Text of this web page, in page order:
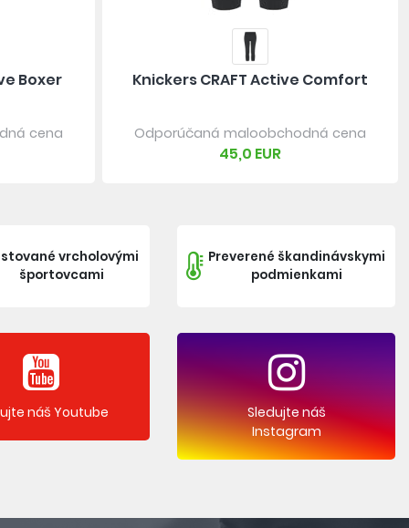
Boxer
cena
Knickers CRAFT Active Comfort
Odporúčaná maloobchodná cena
45,0 EUR
vrcholovými
športovcami
Preverené škandinávskymi
podmienkami
náš Youtube
Sledujte náš
Instagram